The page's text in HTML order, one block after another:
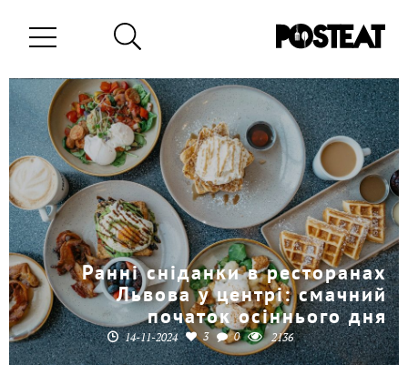
Ранні сніданки в ресторанах
Львова у центрі: смачний
початок осіннього дня
14-11-2024 3 0 2136